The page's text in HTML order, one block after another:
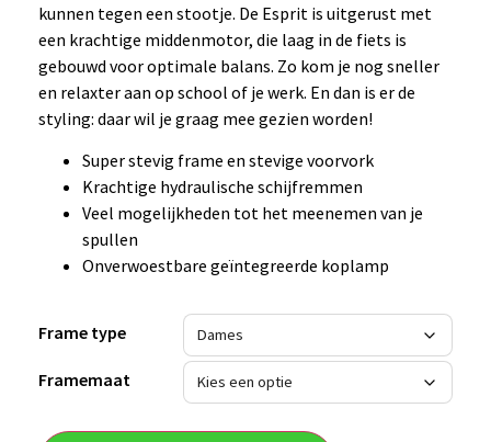
kunnen tegen een stootje. De Esprit is uitgerust met
een krachtige middenmotor, die laag in de fiets is
gebouwd voor optimale balans. Zo kom je nog sneller
en relaxter aan op school of je werk. En dan is er de
styling: daar wil je graag mee gezien worden!
Super stevig frame en stevige voorvork
Krachtige hydraulische schijfremmen
Veel mogelijkheden tot het meenemen van je
spullen
Onverwoestbare geïntegreerde koplamp
Frame type
Framemaat